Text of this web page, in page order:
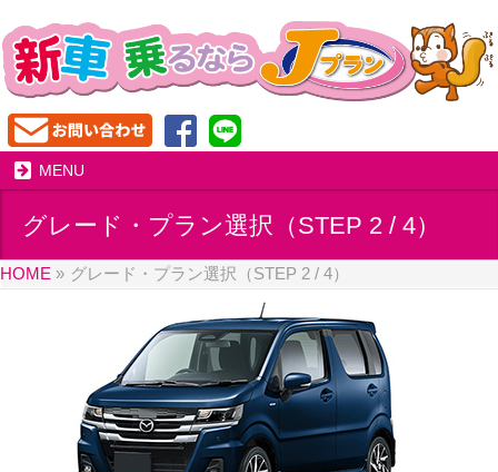
MENU
グレード・プラン選択（STEP 2 / 4）
HOME » グレード・プラン選択（STEP 2 / 4）